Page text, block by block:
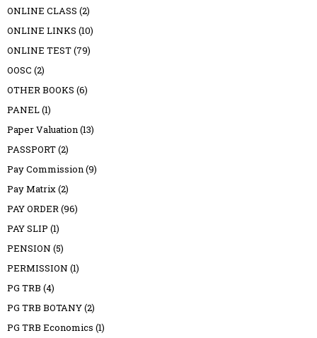
ONLINE CLASS (2)
ONLINE LINKS (10)
ONLINE TEST(79)
OOSC (2)
OTHER BOOKS (6)
PANEL(1)
Paper Valuation(13)
PASSPORT(2)
Pay Commission(9)
Pay Matrix(2)
PAY ORDER(96)
PAY SLIP (1)
PENSION (5)
PERMISSION (1)
PG TRB (4)
PG TRB BOTANY(2)
PG TRB Economics (1)